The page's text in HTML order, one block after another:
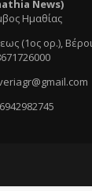
News)
Ημαθίας
(1ος ορ.),
6942982745